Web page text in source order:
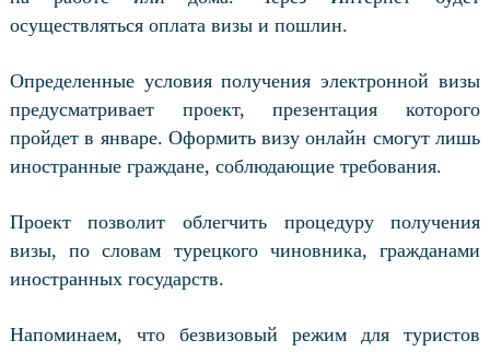
осуществляться оплата визы и пошлин.
Определенные условия получения электронной визы
предусматривает проект, презентация которого
пройдет в январе. Оформить визу онлайн смогут лишь
иностранные граждане, соблюдающие требования.
Проект позволит облегчить процедуру получения
визы, по словам турецкого чиновника, гражданами
иностранных государств.
Напоминаем, что безвизовый режим для туристов